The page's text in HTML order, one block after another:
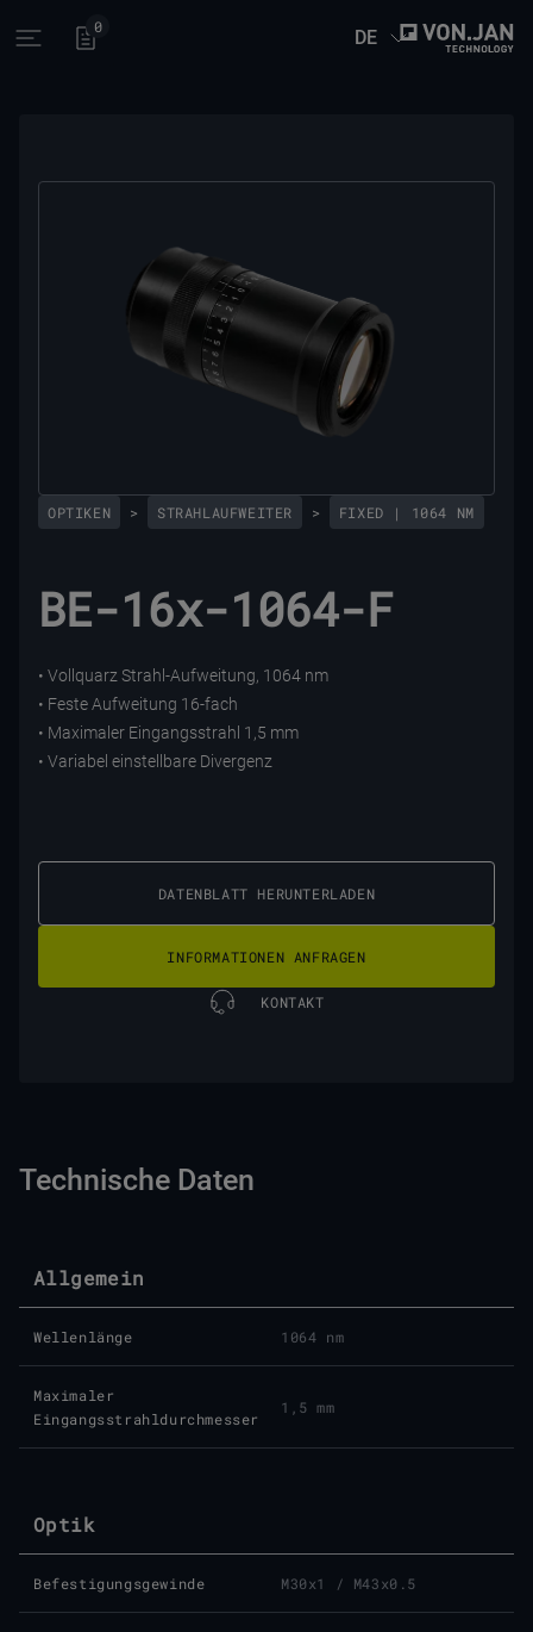
Open main menu
0 DE
OPTIKEN > STRAHLAUFWEITER > FIXED | 1064 NM
BE-16x-1064-F
• Vollquarz Strahl-Aufweitung, 1064 nm
• Feste Aufweitung 16-fach
• Maximaler Eingangsstrahl 1,5 mm
• Variabel einstellbare Divergenz
DATENBLATT HERUNTERLADEN
INFORMATIONEN ANFRAGEN
KONTAKT
Technische Daten
Allgemein
Wellenlänge 1064 nm
Maximaler
Eingangsstrahldurchmesser
1,5 mm
Optik
Befestigungsgewinde M30x1 / M43x0.5